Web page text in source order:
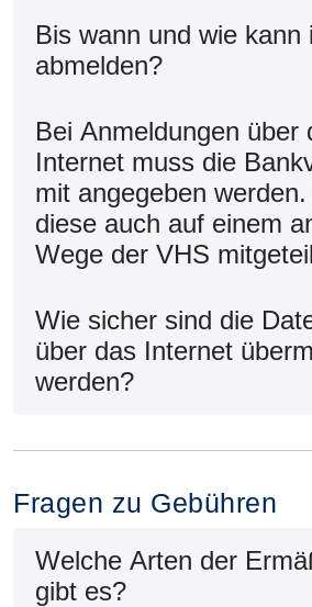
Bis wann und wie kann
abmelden?
Bei Anmeldungen über
Internet muss die
mit angegeben
diese auch auf einem
Wege der VHS
Wie sicher sind die
über das Internet
werden?
Fragen zu Gebühren
Welche Arten der
gibt es?